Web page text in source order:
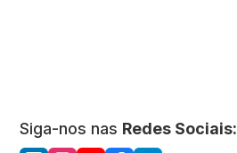
Siga-nos nas Redes Sociais: